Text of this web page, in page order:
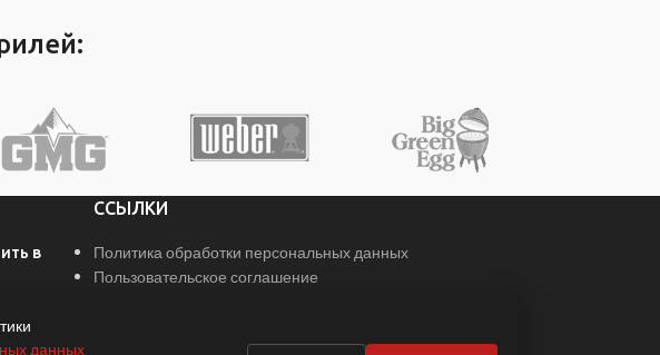
в
ССЫЛКИ
Политика обработки персональных данных
Пользовательское соглашение